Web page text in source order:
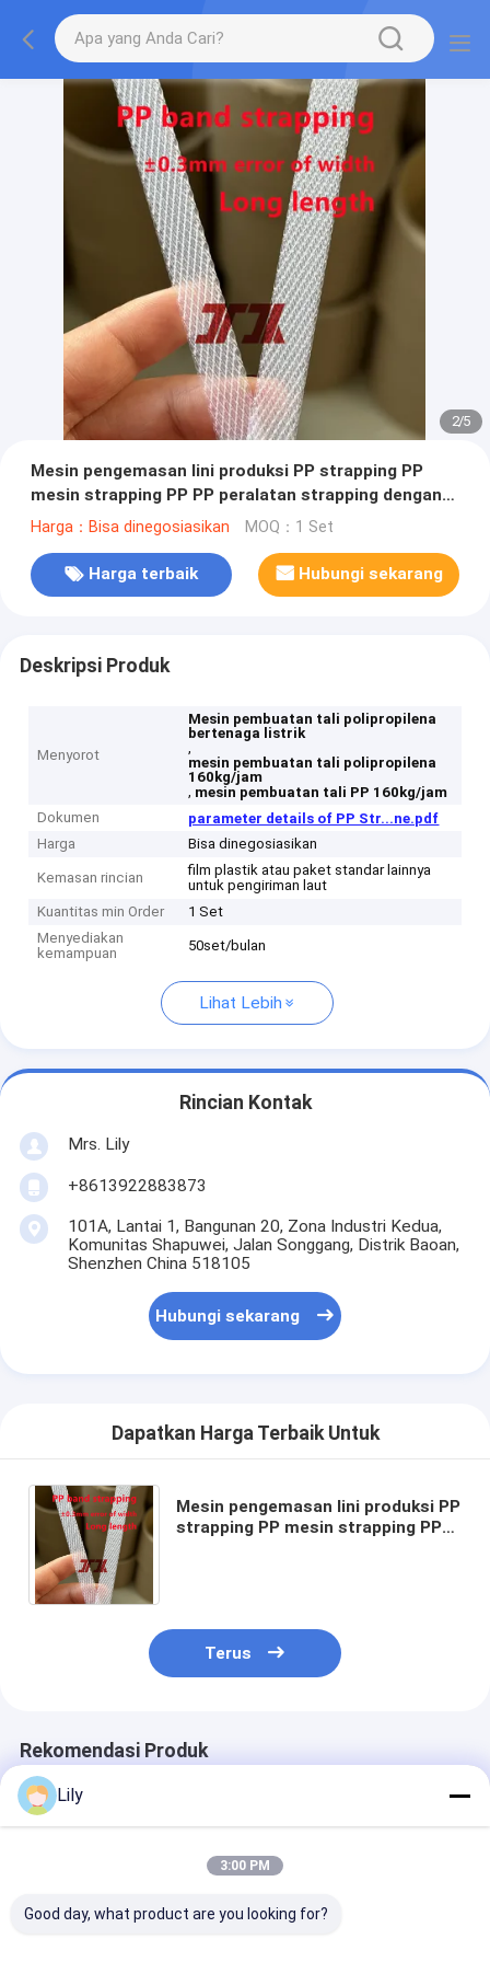
2/5
Mesin pengemasan lini produksi PP strapping PP
mesin strapping PP PP peralatan strapping dengan
sistem kontrol PLC
Harga：Bisa dinegosiasikan MOQ：1 Set
Harga terbaik Hubungi sekarang
Deskripsi Produk
Menyorot
Mesin pembuatan tali polipropilena
bertenaga listrik
,
mesin pembuatan tali polipropilena
160kg/jam
, mesin pembuatan tali PP 160kg/jam
Dokumen
parameter details of PP Str...ne.pdf
Harga
Bisa dinegosiasikan
Kemasan rincian
film plastik atau paket standar lainnya
untuk pengiriman laut
Kuantitas min Order
1 Set
Menyediakan
kemampuan
50set/bulan
Lihat Lebih
Rincian Kontak
Mrs. Lily
+8613922883873
101A, Lantai 1, Bangunan 20, Zona Industri Kedua,
Komunitas Shapuwei, Jalan Songgang, Distrik Baoan,
Shenzhen China 518105
Hubungi sekarang
Dapatkan Harga Terbaik Untuk
Mesin pengemasan lini produksi PP
strapping PP mesin strapping PP
Terus
Rekomendasi Produk
Lily
3:00 PM
Good day, what product are you looking for?